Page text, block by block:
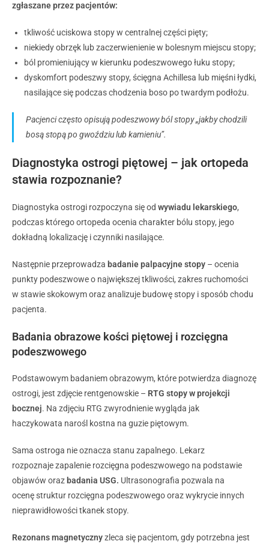
zgłaszane przez pacjentów:
tkliwość uciskowa stopy w centralnej części pięty;
niekiedy obrzęk lub zaczerwienienie w bolesnym miejscu stopy;
ból promieniujący w kierunku podeszwowego łuku stopy;
dyskomfort podeszwy stopy, ścięgna Achillesa lub mięśni łydki,
nasilające się podczas chodzenia boso po twardym podłożu.
Pacjenci często opisują podeszwowy ból stopy „jakby chodzili
bosą stopą po gwoździu lub kamieniu”.
Diagnostyka ostrogi piętowej – jak ortopeda
stawia rozpoznanie?
Diagnostyka ostrogi rozpoczyna się od wywiadu lekarskiego,
podczas którego ortopeda ocenia charakter bólu stopy, jego
dokładną lokalizację i czynniki nasilające.
Następnie przeprowadza badanie palpacyjne stopy – ocenia
punkty podeszwowe o największej tkliwości, zakres ruchomości
w stawie skokowym oraz analizuje budowę stopy i sposób chodu
pacjenta.
Badania obrazowe kości piętowej i rozcięgna
podeszwowego
Podstawowym badaniem obrazowym, które potwierdza diagnozę
ostrogi, jest zdjęcie rentgenowskie – RTG stopy w projekcji
bocznej. Na zdjęciu RTG zwyrodnienie wygląda jak
haczykowata narośl kostna na guzie piętowym.
Sama ostroga nie oznacza stanu zapalnego. Lekarz
rozpoznaje zapalenie rozcięgna podeszwowego na podstawie
objawów oraz badania USG. Ultrasonografia pozwala na
ocenę struktur rozcięgna podeszwowego oraz wykrycie innych
nieprawidłowości tkanek stopy.
Rezonans magnetycznyzleca się pacjentom, gdy potrzebna jest